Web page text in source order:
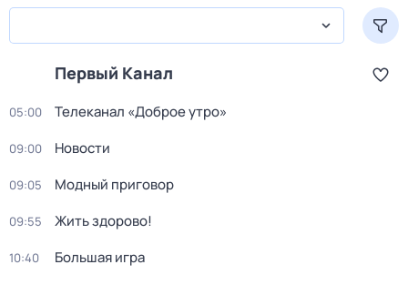
Первый Канал
05:00 Телеканал «Доброе утро»
09:00 Новости
09:05 Модный приговор
09:55 Жить здорово!
10:40 Большая игра